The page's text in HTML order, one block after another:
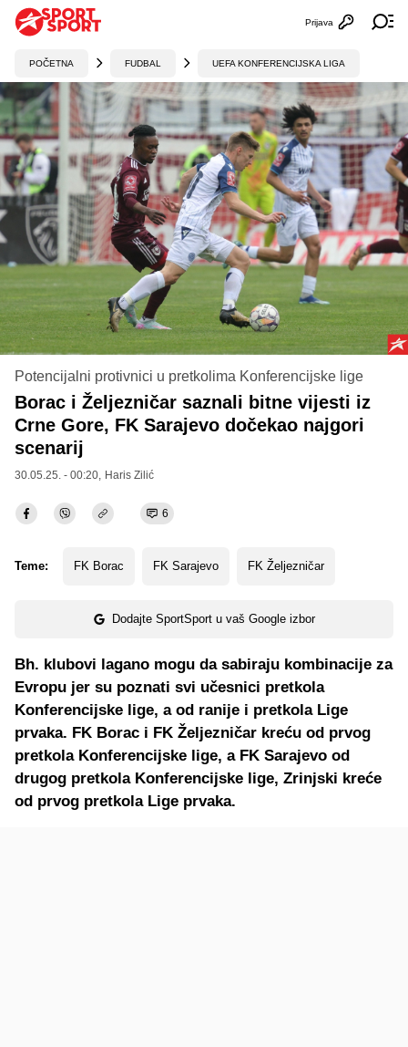
Otvori
Prijava
POČETNA FUDBAL UEFA KONFERENCIJSKA LIGA
Potencijalni protivnici u pretkolima Konferencijske lige
Borac i Željezničar saznali bitne vijesti iz
Crne Gore, FK Sarajevo dočekao najgori
scenarij
30.05.25. - 00:20, Haris Zilić
6
Teme: FK Borac FK Sarajevo FK Željezničar
Dodajte SportSport u vaš Google izbor
Bh. klubovi lagano mogu da sabiraju kombinacije za
Evropu jer su poznati svi učesnici pretkola
Konferencijske lige, a od ranije i pretkola Lige
prvaka. FK Borac i FK Željezničar kreću od prvog
pretkola Konferencijske lige, a FK Sarajevo od
drugog pretkola Konferencijske lige, Zrinjski kreće
od prvog pretkola Lige prvaka.